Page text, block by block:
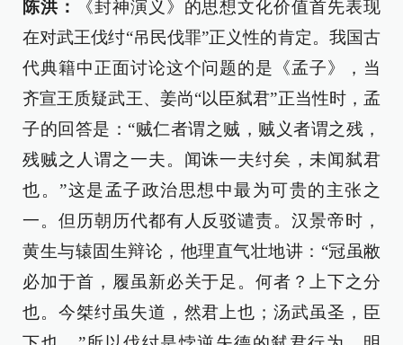
陈洪：
《封神演义》的思想文化价值首先表现
在对武王伐纣“吊民伐罪”正义性的肯定。我国古
代典籍中正面讨论这个问题的是《孟子》，当
齐宣王质疑武王、姜尚“以臣弑君”正当性时，孟
子的回答是：“贼仁者谓之贼，贼义者谓之残，
残贼之人谓之一夫。闻诛一夫纣矣，未闻弑君
也。”这是孟子政治思想中最为可贵的主张之
一。但历朝历代都有人反驳谴责。汉景帝时，
黄生与辕固生辩论，他理直气壮地讲：“冠虽敝
必加于首，履虽新必关于足。何者？上下之分
也。今桀纣虽失道，然君上也；汤武虽圣，臣